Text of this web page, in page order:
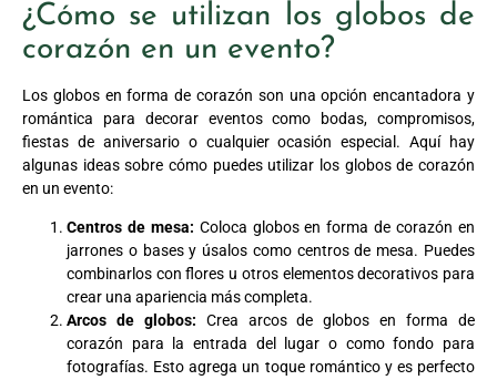
¿Cómo se utilizan los globos de
corazón en un evento?
Los globos en forma de corazón son una opción encantadora y
romántica para decorar eventos como bodas, compromisos,
fiestas de aniversario o cualquier ocasión especial. Aquí hay
algunas ideas sobre cómo puedes utilizar los globos de corazón
en un evento:
Centros de mesa: Coloca globos en forma de corazón en
jarrones o bases y úsalos como centros de mesa. Puedes
combinarlos con flores u otros elementos decorativos para
crear una apariencia más completa.
Arcos de globos: Crea arcos de globos en forma de
corazón para la entrada del lugar o como fondo para
fotografías. Esto agrega un toque romántico y es perfecto